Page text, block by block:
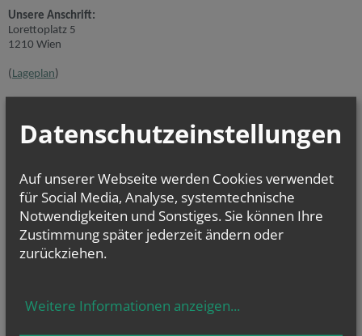
Unsere Anschrift:
Lorettoplatz 5
1210 Wien
(Lageplan)
Kindergarten:
Telefon: 0664 885 22 679
E-Mail:
pfarre.jedlesee@
katholischekirche.at
BIC: GIBAATWW
Datenschutzeinstellungen
Auf unserer Webseite werden Cookies verwendet
für Social Media, Analyse, systemtechnische
Notwendigkeiten und Sonstiges. Sie können Ihre
Zustimmung später jederzeit ändern oder
zurückziehen.
Weitere Informationen anzeigen...